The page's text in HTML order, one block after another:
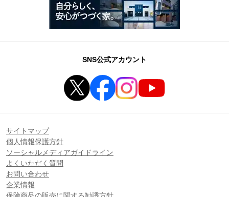
SNS公式アカウント
サイトマップ
個人情報保護方針
ソーシャルメディアガイドライン
よくいただく質問
お問い合わせ
企業情報